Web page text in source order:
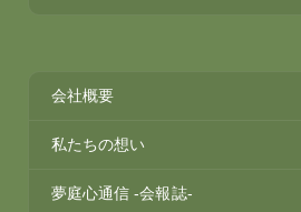
会社概要
私たちの想い
夢庭心通信 -会報誌-